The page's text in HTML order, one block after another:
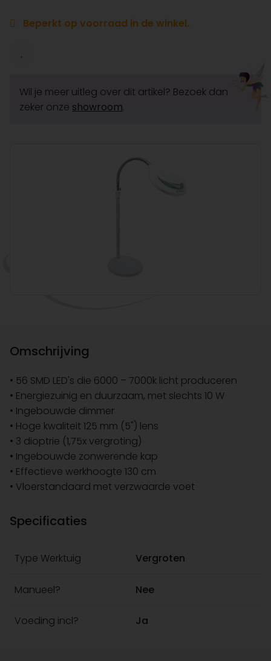
Beperkt op voorraad in de winkel.
Wil je meer uitleg over dit artikel? Bezoek dan
zeker onze showroom.
Omschrijving
• 56 SMD LED's die 6000 – 7000k licht produceren
• Energiezuinig en duurzaam, met slechts 10 W
• Ingebouwde dimmer
• Hoge kwaliteit 125 mm (5") lens
• 3 dioptrie (1,75x vergroting)
• Ingebouwde zonwerende kap
• Effectieve werkhoogte 130 cm
• Vloerstandaard met verzwaarde voet
Specificaties
Type Werktuig Vergroten
Manueel? Nee
Voeding incl? Ja